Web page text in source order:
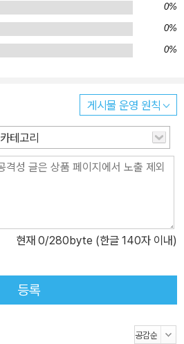
0%
0%
0%
게시물 운영 원칙
카테고리
현재 0/280byte (한글 140자 이내)
등록